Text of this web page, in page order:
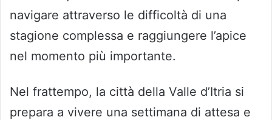
navigare attraverso le difficoltà di una
stagione complessa e raggiungere l’apice
nel momento più importante.
Nel frattempo, la città della Valle d’Itria si
prepara a vivere una settimana di attesa e